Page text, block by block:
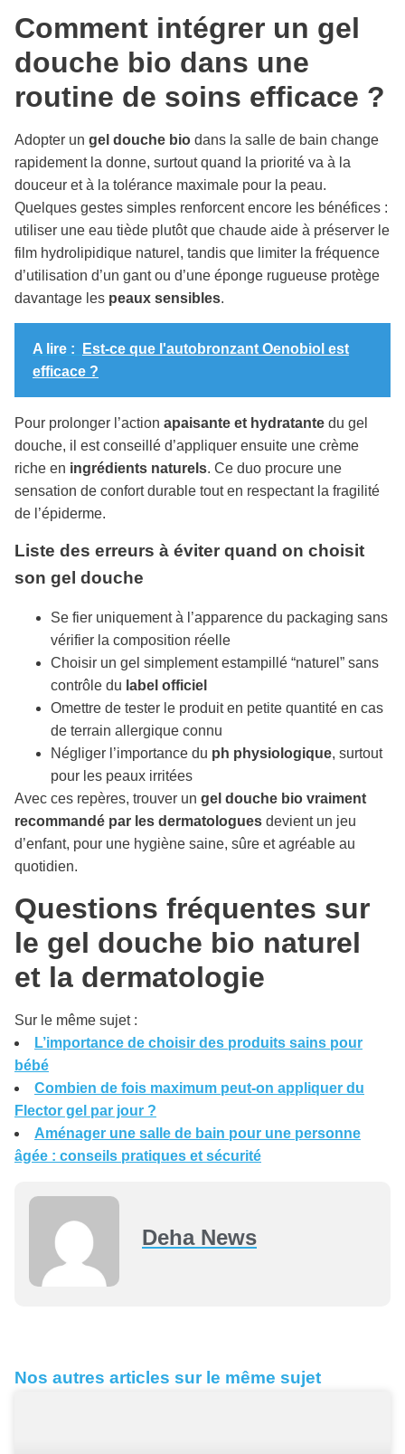
Comment intégrer un gel
douche bio dans une
routine de soins efficace ?
Adopter un gel douche bio dans la salle de bain change
rapidement la donne, surtout quand la priorité va à la
douceur et à la tolérance maximale pour la peau.
Quelques gestes simples renforcent encore les bénéfices :
utiliser une eau tiède plutôt que chaude aide à préserver le
film hydrolipidique naturel, tandis que limiter la fréquence
d’utilisation d’un gant ou d’une éponge rugueuse protège
davantage les peaux sensibles.
A lire :
Est-ce que l'autobronzant Oenobiol est
efficace ?
Pour prolonger l’action apaisante et hydratante du gel
douche, il est conseillé d’appliquer ensuite une crème
riche en ingrédients naturels. Ce duo procure une
sensation de confort durable tout en respectant la fragilité
de l’épiderme.
Liste des erreurs à éviter quand on choisit
son gel douche
Se fier uniquement à l’apparence du packaging sans
vérifier la composition réelle
Choisir un gel simplement estampillé “naturel” sans
contrôle du label officiel
Omettre de tester le produit en petite quantité en cas
de terrain allergique connu
Négliger l’importance du ph physiologique, surtout
pour les peaux irritées
Avec ces repères, trouver un gel douche bio vraiment
recommandé par les dermatologues devient un jeu
d’enfant, pour une hygiène saine, sûre et agréable au
quotidien.
Questions fréquentes sur
le gel douche bio naturel
et la dermatologie
Sur le même sujet :
L’importance de choisir des produits sains pour
bébé
Combien de fois maximum peut-on appliquer du
Flector gel par jour ?
Aménager une salle de bain pour une personne
âgée : conseils pratiques et sécurité
Deha News
Nos autres articles sur le même sujet